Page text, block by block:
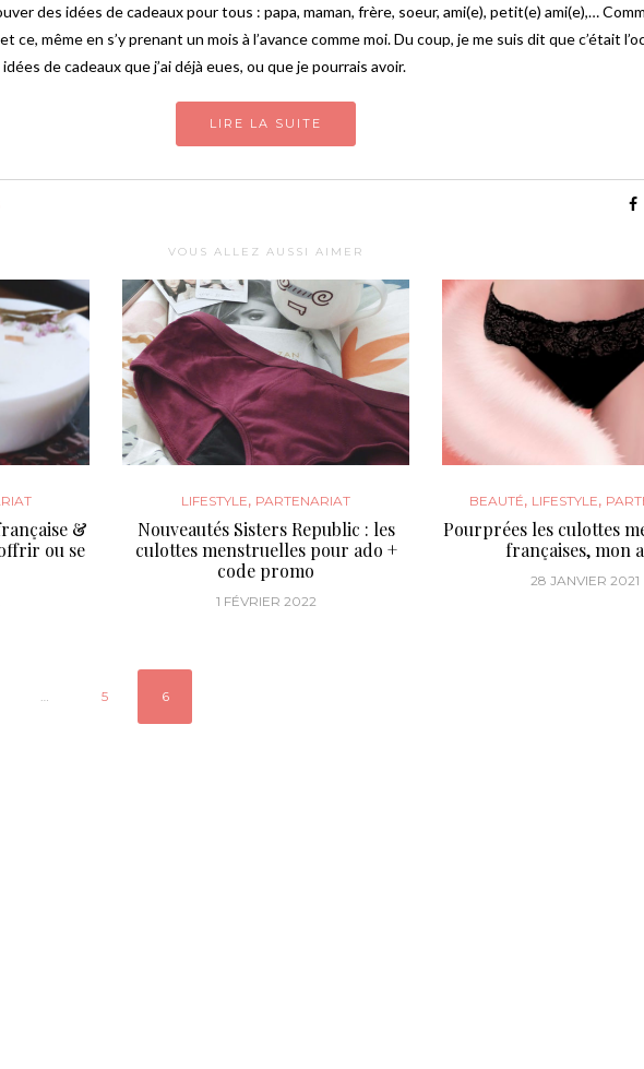
des idées de cadeaux pour tous : papa, maman, frère, soeur, ami(e), petit(e) ami(e),…
ce, même en s’y prenant un mois à l’avance comme moi. Du coup, je me suis dit que c’était
de cadeaux que j’ai déjà eues, ou que je pourrais avoir.
LIRE LA SUITE
VOUS ALLEZ AUSSI AIMER
&
ou se
LIFESTYLE, PARTENARIAT
Nouveautés Sisters Republic : les
culottes menstruelles pour ado +
code promo
1 FÉVRIER 2022
BEAUTÉ, LIFESTYLE,
Pourprées les culottes
françaises, mon
28 JANVIER 2021
5 6